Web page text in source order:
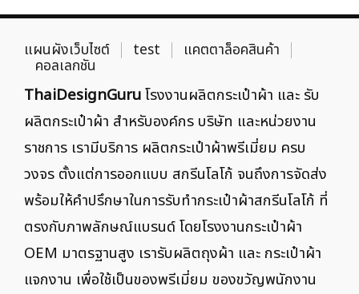
แผนผังเว็บไซต์ test แคตตาล็อคสินค้า
คอลเลกชัน
ThaiDesignGuruโรงงานผลิตกระเป๋าผ้า และ รับ
ผลิตกระเป๋าผ้า สำหรับองค์กร บริษัท และหน่วยงาน
ราชการ เรามีบริการ ผลิตกระเป๋าผ้าพรีเมี่ยม ครบ
วงจร ตั้งแต่การออกแบบ สกรีนโลโก้ จนถึงการจัดส่ง
พร้อมให้คำปรึกษาในการรับทำกระเป๋าผ้าสกรีนโลโก้ ที่
ตรงกับภาพลักษณ์แบรนด์ โดยโรงงานกระเป๋าผ้า
OEM มาตรฐานสูง เรารับผลิตถุงผ้า และ กระเป๋าผ้า
แจกงาน เพื่อใช้เป็นของพรีเมี่ยม ของขวัญพนักงาน